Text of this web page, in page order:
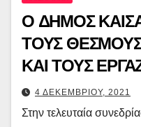
Ο ΔΗΜΟΣ
ΤΟΥΣ
ΚΑΙ ΤΟΥΣ
4 ΔΕΚΕΜΒΡΙΟΥ, 2021
Στην τελευταία